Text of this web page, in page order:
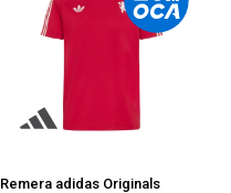
Remera adidas Originals